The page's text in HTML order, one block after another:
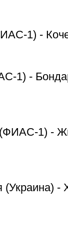
1) -
1) -
(ФИАС-1) -
(Украина)